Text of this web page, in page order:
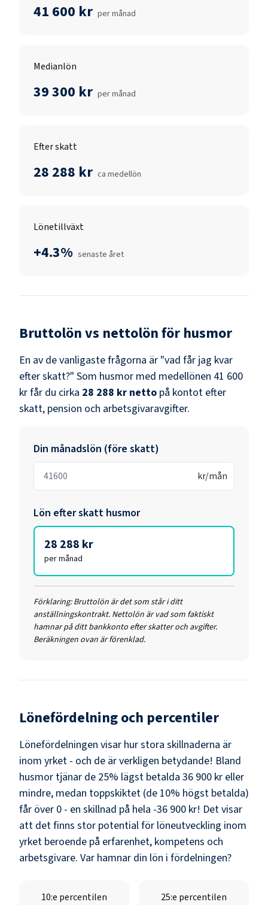
41 600 kr per månad
Medianlön
39 300 kr per månad
Efter skatt
28 288 kr ca medellön
Lönetillväxt
+4.3% senaste året
Bruttolön vs nettolön för husmor
En av de vanligaste frågorna är "vad får jag kvar
efter skatt?" Som husmor med medellönen 41 600
krfår du cirka 28 288 kr netto på kontot efter
skatt, pension och arbetsgivaravgifter.
Din månadslön (före skatt)
kr/mån
Lön efter skatt husmor
28 288 kr
per månad
Förklaring: Bruttolön är det som står i ditt
anställningskontrakt. Nettolön är vad som faktiskt
hamnar på ditt bankkonto efter skatter och avgifter.
Beräkningen ovan är förenklad.
Lönefördelning och percentiler
Lönefördelningen visar hur stora skillnaderna är
inom yrket - och de är verkligen betydande! Bland
husmor tjänar de 25% lägst betalda 36 900 kr eller
mindre, medan toppskiktet (de 10% högst betalda)
får över 0 - en skillnad på hela -36 900 kr! Det visar
att det finns stor potential för löneutveckling inom
yrket beroende på erfarenhet, kompetens och
arbetsgivare. Var hamnar din lön i fördelningen?
10:e percentilen 25:e percentilen